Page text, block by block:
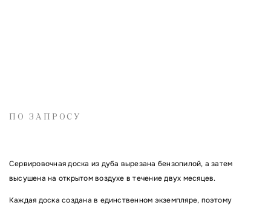
ПО ЗАПРОСУ
Сервировочная доска из дуба вырезана бензопилой, а затем
высушена на открытом воздухе в течение двух месяцев.
Каждая доска создана в единственном экземпляре, поэтому